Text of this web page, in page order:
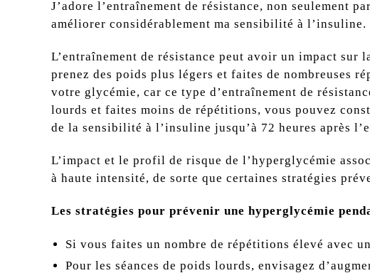
J’adore l’entraînement de résistance, non seulement
améliorer considérablement ma sensibilité à l’insuline.
L’entraînement de résistance peut avoir un impact
prenez des poids plus légers et faites de nombreuses
votre glycémie, car ce type d’entraînement de
lourds et faites moins de répétitions, vous pouvez
de la sensibilité à l’insuline jusqu’à 72 heures après
L’impact et le profil de risque de l’hyperglycémie
à haute intensité, de sorte que certaines stratégies
Les stratégies pour prévenir une hyperglycémie
Si vous faites un nombre de répétitions élevé avec
Pour les séances de poids lourds, envisagez